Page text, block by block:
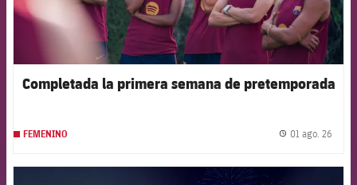
Completada la primera semana de pretemporada
FEMENINO 01 ago. 26
FCB Barcelona badge